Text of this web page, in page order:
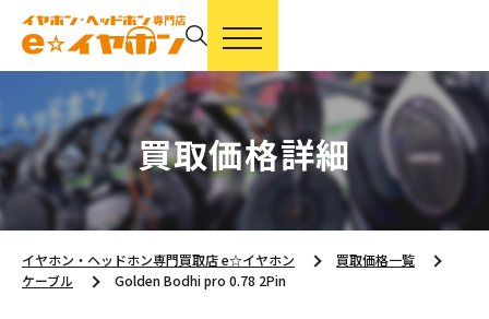
買取価格詳細
イヤホン・ヘッドホン専門買取店 e☆イヤホン
買取価格一覧
ケーブル
Golden Bodhi pro 0.78 2Pin